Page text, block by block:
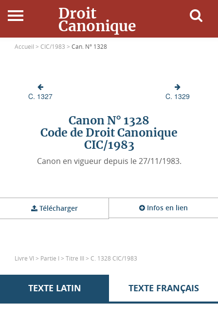
Droit
Canonique
Accueil
Ressources
Accueil > CIC/1983 > Can. N° 1328
C. 1327 C. 1329
Canon N° 1328
Code de Droit Canonique
CIC/1983
Canon en vigueur depuis le 27/11/1983.
Télécharger Infos en lien
Livre VI > Partie I > Titre III > C. 1328 CIC/1983
TEXTE LATIN TEXTE FRANÇAIS